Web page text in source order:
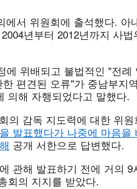
서 위원회에 출석했다. 아
년부터 2012년까지 사
위배되고 불법적인 "전례
편견된 오류"가 중남부지
의해 자행되었다고 말했다.
의 감독 지도력에 대한 위
발표했다가 나중에 마음을
공개 서한으로 답변했다.
관해 발표하기 전에 거의
회의 지지를 받았다.